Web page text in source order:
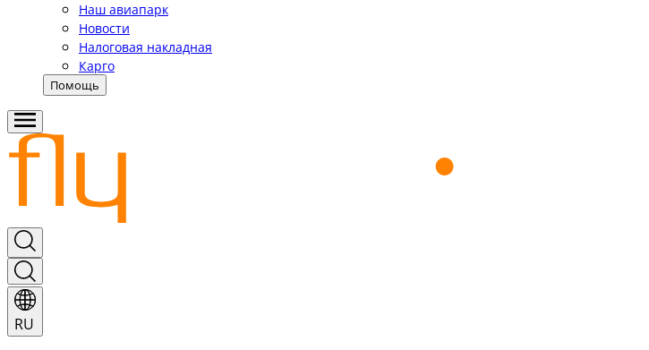
Наш авиапарк
Новости
Налоговая накладная
Карго
Помощь
RU